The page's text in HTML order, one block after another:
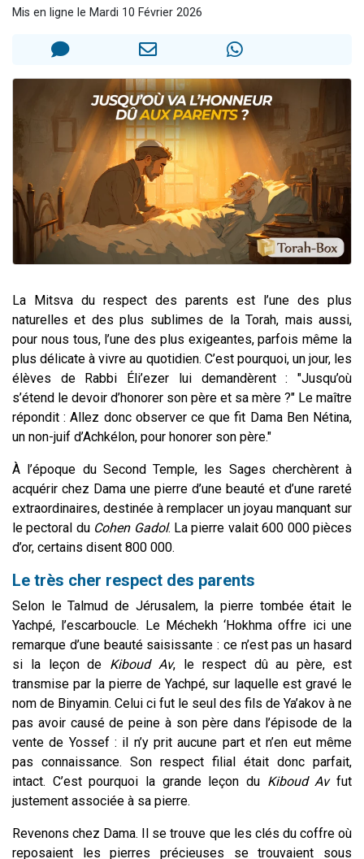
3 personnes viennent de faire un don pour Diane, 80 ans, dans un appartement insalubre
5 personnes viennent de faire un don pour Reloger Rivka, 6 enfants, victime de violences...
Mis en ligne le Mardi 10 Février 2026
La Mitsva du respect des parents est l’une des plus
naturelles et des plus sublimes de la Torah, mais aussi,
pour nous tous, l’une des plus exigeantes, parfois même la
plus délicate à vivre au quotidien. C’est pourquoi, un jour, les
élèves de Rabbi Éli’ezer lui demandèrent : "Jusqu’où
s’étend le devoir d’honorer son père et sa mère ?" Le maître
répondit : Allez donc observer ce que fit Dama Ben Nétina,
un non-juif d’Achkélon, pour honorer son père."
À l’époque du Second Temple, les Sages cherchèrent à
acquérir chez Dama une pierre d’une beauté et d’une rareté
extraordinaires, destinée à remplacer un joyau manquant sur
le pectoral du Cohen Gadol. La pierre valait 600 000 pièces
d’or, certains disent 800 000.
Le très cher respect des parents
Selon le Talmud de Jérusalem, la pierre tombée était le
Yachpé, l’escarboucle. Le Méchekh ‘Hokhma offre ici une
remarque d’une beauté saisissante : ce n’est pas un hasard
si la leçon de Kiboud Av, le respect dû au père, est
transmise par la pierre de Yachpé, sur laquelle est gravé le
nom de Binyamin. Celui ci fut le seul des fils de Ya’akov à ne
pas avoir causé de peine à son père dans l’épisode de la
vente de Yossef : il n’y prit aucune part et n’en eut même
pas connaissance. Son respect filial était donc parfait,
intact. C’est pourquoi la grande leçon du Kiboud Avfut
justement associée à sa pierre.
Revenons chez Dama. Il se trouve que les clés du coffre où
reposaient les pierres précieuses se trouvaient sous